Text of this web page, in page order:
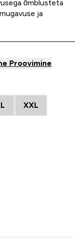
õmblusteta
ja
Proovimine
XXL